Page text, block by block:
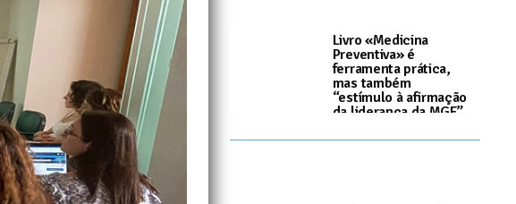
Livro «Medicina
Preventiva» é
ferramenta prática,
mas também
“estímulo à afirmação
da liderança da MGF”